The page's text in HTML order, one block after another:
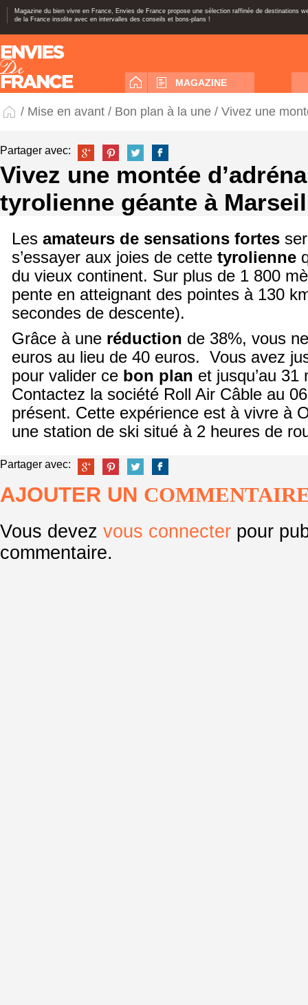
Magazine du bien vivre en France, Envies de France propose une sélection raffinée de destinations
de la France insolite avec en intervalles des conseils et bons-plans !
MAGAZINE
/ Mise en avant / Bon plan à la une / Vivez une
Partager avec:
Vivez une montée
tyrolienne géante à
Les amateurs de sensations fortes
s’essayer aux joies de cette tyrolienne
du vieux continent. Sur plus de 1 800
pente en atteignant des pointes à 130
secondes de descente).
Grâce à une réduction de 38%, vous
euros au lieu de 40 euros. Vous avez
pour valider ce bon plan et jusqu’au 31
Contactez la société Roll Air Câble au
présent. Cette expérience est à vivre à
une station de ski situé à 2 heures de
Partager avec:
AJOUTER UN
Vous devez vous connecter pour
commentaire.